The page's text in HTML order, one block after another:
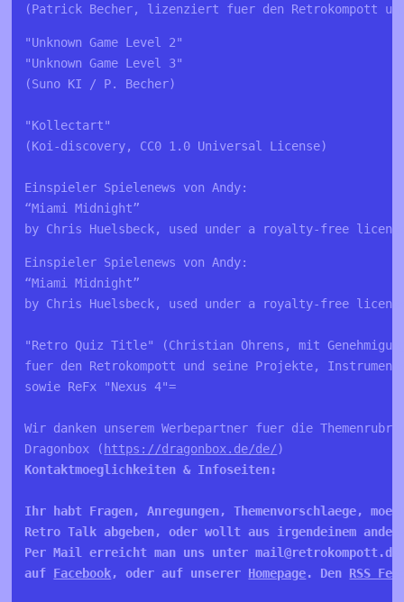
(Patrick Becher, lizenziert fuer den Retrokompott
"Unknown Game Level 2"
"Unknown Game Level 3"
(Suno KI / P. Becher)
"Kollectart"
(Koi-discovery, CC0 1.0 Universal License)
Einspieler Spielenews von Andy:
“Miami Midnight”
by Chris Huelsbeck, used under a royalty-free
Einspieler Spielenews von Andy:
“Miami Midnight”
by Chris Huelsbeck, used under a royalty-free
"Retro Quiz Title" (Christian Ohrens, mit
fuer den Retrokompott und seine Projekte,
sowie ReFx "Nexus 4"=
Wir danken unserem Werbepartner fuer die
Dragonbox (https://dragonbox.de/de/
Kontaktmoeglichkeiten & Infoseiten:
Ihr habt Fragen, Anregungen, Themenvorschlaege,
Retro Talk abgeben, oder wollt aus irgendeinem
Per Mail erreicht man uns unter
auf Facebook, oder auf unserer Homepage. Den RSS